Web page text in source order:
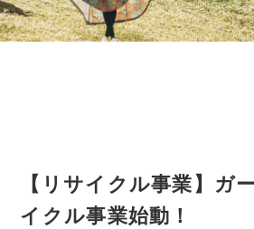
【リサイクル事業】ガ
イクル事業始動！